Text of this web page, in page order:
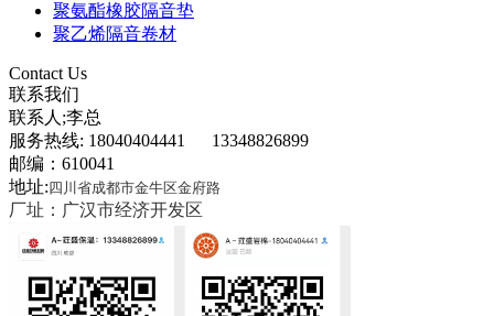
聚氨酯橡胶隔音垫
聚乙烯隔音卷材
Contact Us
联系我们
联系人;李总
服务热线: 18040404441 13348826899
邮编：610041
地址:四川省成都市金牛区金府路
厂址：广汉市经济开发区